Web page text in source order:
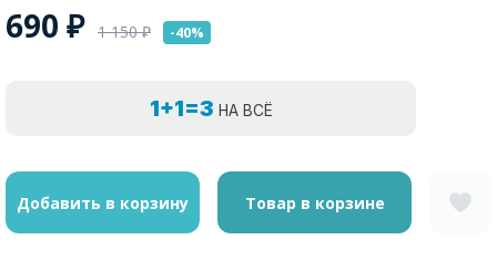
690 ₽ 1 150₽ -40%
1+1=3 НА ВСЁ
Добавить в корзину Товар в корзине